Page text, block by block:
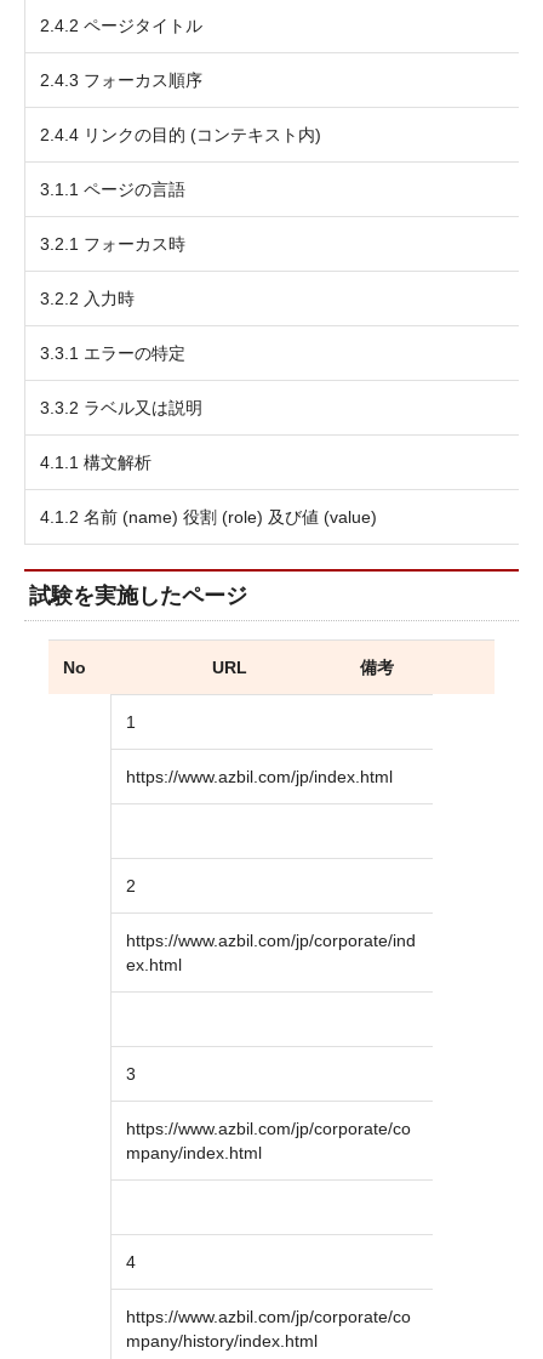
2.4.2 ページタイトル
2.4.3 フォーカス順序
2.4.4 リンクの目的 (コンテキスト内)
3.1.1 ページの言語
3.2.1 フォーカス時
3.2.2 入力時
3.3.1 エラーの特定
3.3.2 ラベル又は説明
4.1.1 構文解析
4.1.2 名前 (name) 役割 (role) 及び値 (value)
試験を実施したページ
No URL 備考
1
https://www.azbil.com/jp/index.html
2
https://www.azbil.com/jp/corporate/ind
ex.html
3
https://www.azbil.com/jp/corporate/co
mpany/index.html
4
https://www.azbil.com/jp/corporate/co
mpany/history/index.html